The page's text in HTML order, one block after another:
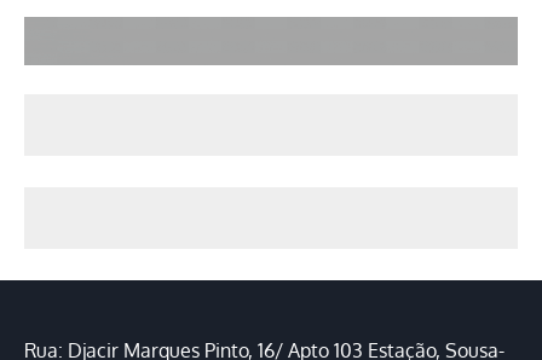
Rua: Djacir Marques Pinto, 16/ Apto 103 Estação, Sousa-